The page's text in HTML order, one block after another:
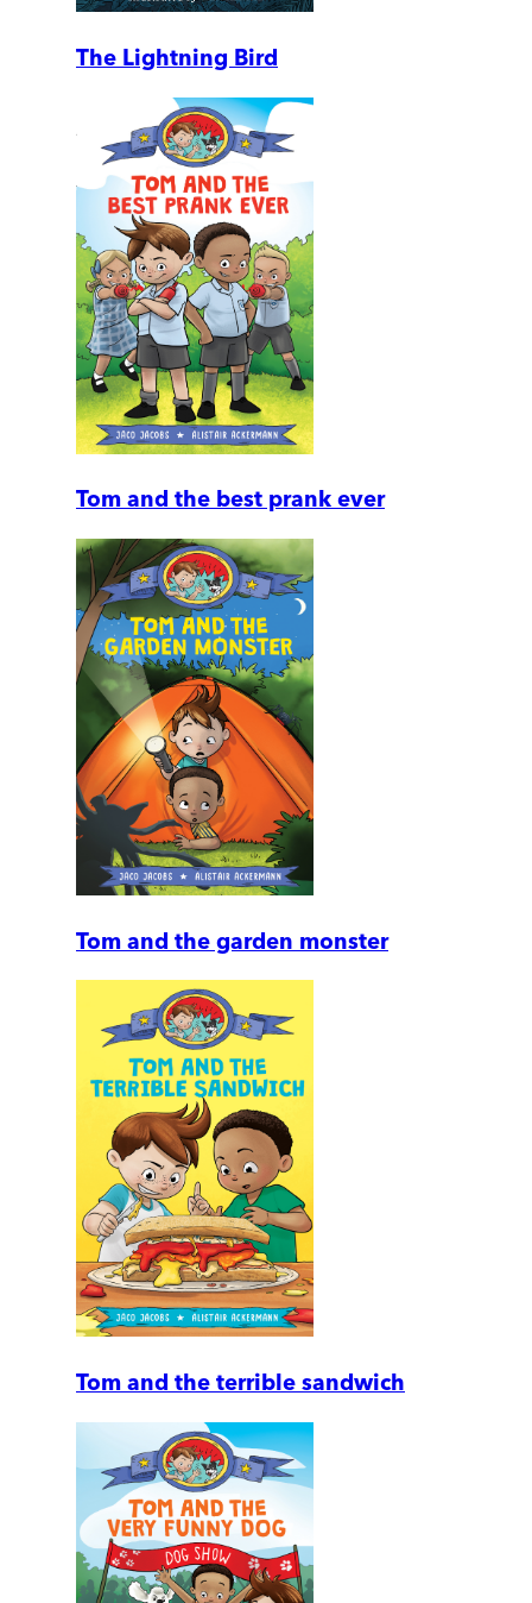
The Lightning Bird
Tom and the best prank ever
Tom and the garden monster
Tom and the terrible sandwich